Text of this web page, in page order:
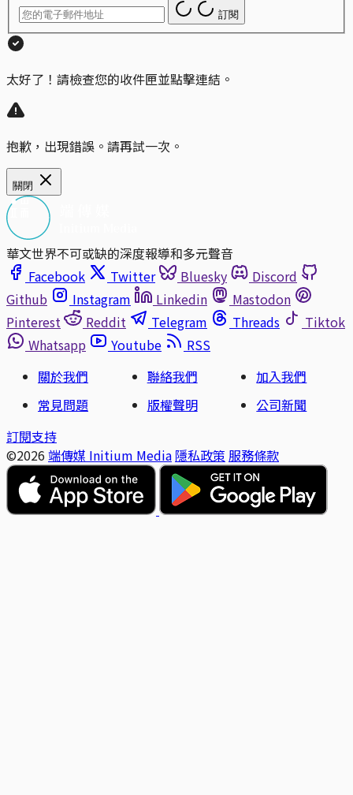
訂閱
太好了！請檢查您的收件匣並點擊連結。
抱歉，出現錯誤。請再試一次。
關閉
華文世界不可或缺的深度報導和多元聲音
Facebook
Twitter Bluesky
Discord
Github
Instagram Linkedin
Mastodon
Pinterest
Reddit Telegram Threads
Tiktok
Whatsapp
Youtube
RSS
關於我們
聯絡我們
加入我們
常見問題
版權聲明
公司新聞
訂閱支持
©2026 端傳媒 Initium Media 隱私政策 服務條款